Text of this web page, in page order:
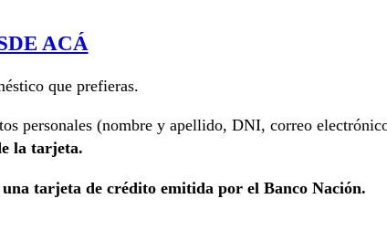
ACÁ
que prefieras.
personales (nombre y apellido, DNI, correo
la tarjeta.
una tarjeta de crédito emitida por el Banco Nación.